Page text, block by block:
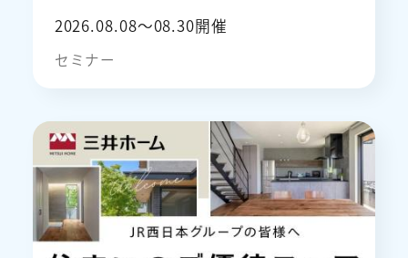
2026.08.08〜08.30開催
セミナー